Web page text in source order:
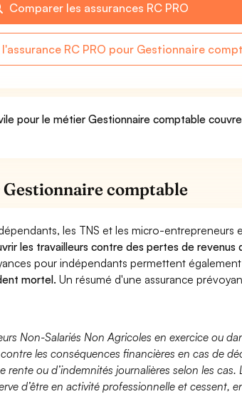
Comparer les assurances RC PRO
RC PRO pour Gestionnaire
pour le métier Gestionnaire comptable
comptable
les TNS et les micro-entrepreneurs
les travailleurs contre des pertes de revenus
pour indépendants permettent
mortel. Un résumé d'une assurance
Non-Salariés Non Agricoles en exercice ou
les conséquences financières en cas de
rente ou d’indemnités journalières selon les cas.
d’être en activité professionnelle et cessent,